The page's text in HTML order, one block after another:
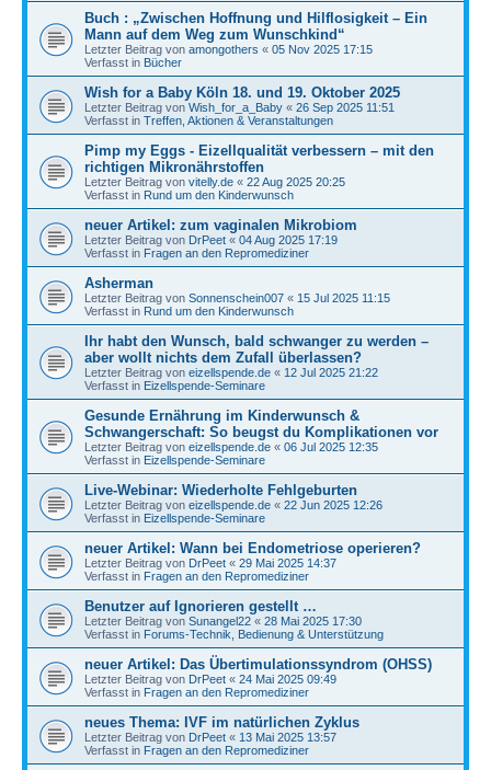
Buch : „Zwischen Hoffnung und Hilflosigkeit – Ein
Mann auf dem Weg zum Wunschkind“
Letzter Beitrag von amongothers « 05 Nov 2025 17:15
Verfasst in Bücher
Wish for a Baby Köln 18. und 19. Oktober 2025
Letzter Beitrag von Wish_for_a_Baby « 26 Sep 2025 11:51
Verfasst in Treffen, Aktionen & Veranstaltungen
Pimp my Eggs - Eizellqualität verbessern – mit den
richtigen Mikronährstoffen
Letzter Beitrag von vitelly.de « 22 Aug 2025 20:25
Verfasst in Rund um den Kinderwunsch
neuer Artikel: zum vaginalen Mikrobiom
Letzter Beitrag von DrPeet « 04 Aug 2025 17:19
Verfasst in Fragen an den Repromediziner
Asherman
Letzter Beitrag von Sonnenschein007 « 15 Jul 2025 11:15
Verfasst in Rund um den Kinderwunsch
Ihr habt den Wunsch, bald schwanger zu werden –
aber wollt nichts dem Zufall überlassen?
Letzter Beitrag von eizellspende.de « 12 Jul 2025 21:22
Verfasst in Eizellspende-Seminare
Gesunde Ernährung im Kinderwunsch &
Schwangerschaft: So beugst du Komplikationen vor
Letzter Beitrag von eizellspende.de « 06 Jul 2025 12:35
Verfasst in Eizellspende-Seminare
Live-Webinar: Wiederholte Fehlgeburten
Letzter Beitrag von eizellspende.de « 22 Jun 2025 12:26
Verfasst in Eizellspende-Seminare
neuer Artikel: Wann bei Endometriose operieren?
Letzter Beitrag von DrPeet « 29 Mai 2025 14:37
Verfasst in Fragen an den Repromediziner
Benutzer auf Ignorieren gestellt …
Letzter Beitrag von Sunangel22 « 28 Mai 2025 17:30
Verfasst in Forums-Technik, Bedienung & Unterstützung
neuer Artikel: Das Übertimulationssyndrom (OHSS)
Letzter Beitrag von DrPeet « 24 Mai 2025 09:49
Verfasst in Fragen an den Repromediziner
neues Thema: IVF im natürlichen Zyklus
Letzter Beitrag von DrPeet « 13 Mai 2025 13:57
Verfasst in Fragen an den Repromediziner